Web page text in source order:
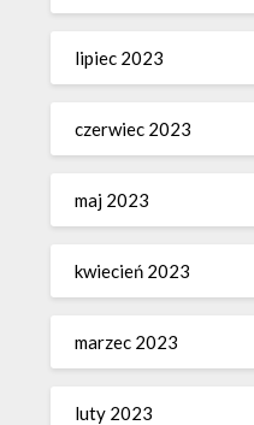
lipiec 2023
czerwiec 2023
maj 2023
kwiecień 2023
marzec 2023
luty 2023